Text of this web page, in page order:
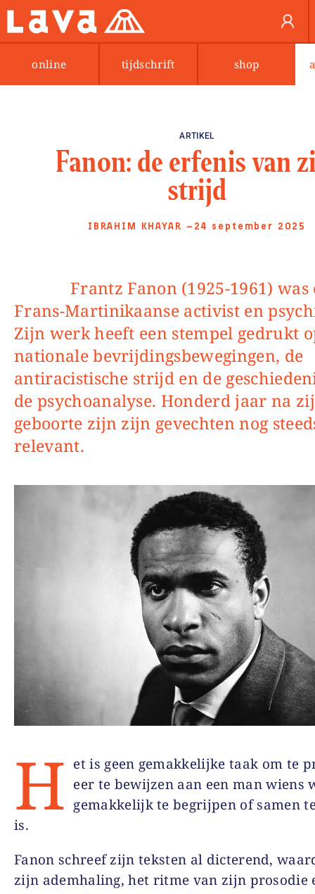
online tijdschrift shop
ARTIKEL
Fanon: de erfenis van
strijd
IBRAHIM KHAYAR —24 september 2025
Frantz Fanon (1925-1961) was een
Frans-Martinikaanse activist en
Zijn werk heeft een stempel gedrukt
nationale bevrijdingsbewegingen, de
antiracistische strijd en de
de psychoanalyse. Honderd jaar na
geboorte zijn zijn gevechten nog
relevant.
H et is geen gemakkelijke taak om te
eer te bewijzen aan een man wiens
gemakkelijk te begrijpen of samen
is.
Fanon schreef zijn teksten al dicterend,
zijn ademhaling, het ritme van zijn prosodie